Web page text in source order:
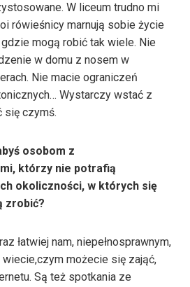
W liceum trudno mi
rówieśnicy marnują sobie życie
mogą robić tak wiele. Nie
w domu z nosem w
Nie macie ograniczeń
Wystarczy wstać z
się czymś.
osobom z
którzy nie potrafią
okoliczności, w których się
zrobić?
łatwiej nam, niepełnosprawnym,
możecie się zająć,
Są też spotkania ze